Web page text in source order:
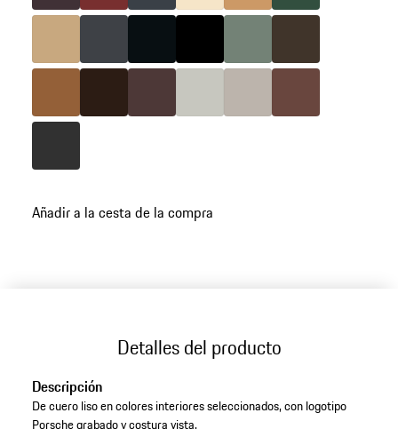
Beige Mojave
Color Gris Pizarra
Color Negro Basalto
Color Negro
Color Verde Agave
Color Marrón Silla
Color Marrón Cohiba
Color Marrón Meranti
Color Rojo Marsala
Color Beige Caliza
Color Marrón Trufa
a
Añadir a la cesta de la compra
Detalles del producto
Descripción
De cuero liso en colores interiores seleccionados, con logotipo
Porsche grabado y costura vista.